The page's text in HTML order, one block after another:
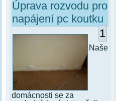
Úprava rozvodu pro
napájení pc koutku
1
Naše
domácnosti se za